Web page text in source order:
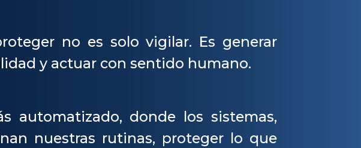
no es solo vigilar. Es generar
y actuar con sentido humano.
automatizado, donde los sistemas,
nuestras rutinas, proteger lo que